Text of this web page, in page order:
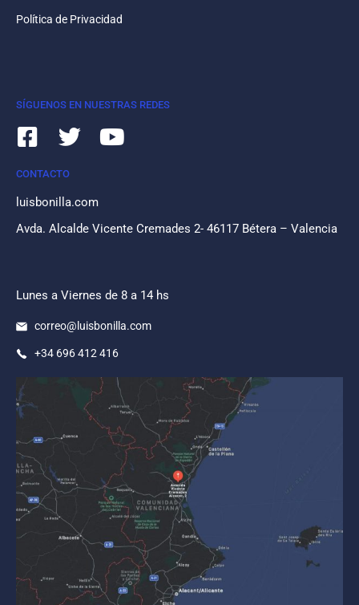
Política de Privacidad
SÍGUENOS EN NUESTRAS REDES
CONTACTO
luisbonilla.com
Avda. Alcalde Vicente Cremades 2- 46117 Bétera – Valencia
Lunes a Viernes de 8 a 14 hs
correo@luisbonilla.com
+34 696 412 416